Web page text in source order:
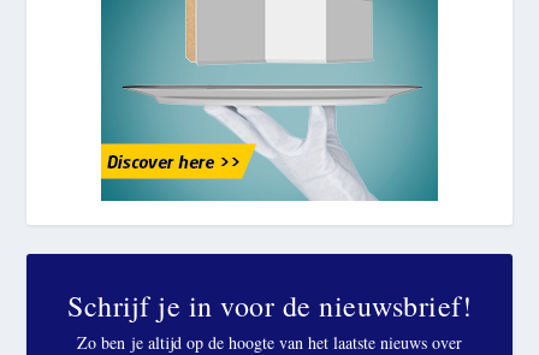
Schrijf je in voor de nieuwsbrief!
Zo ben je altijd op de hoogte van het laatste nieuws over